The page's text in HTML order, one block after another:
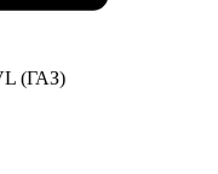
(ГАЗ)